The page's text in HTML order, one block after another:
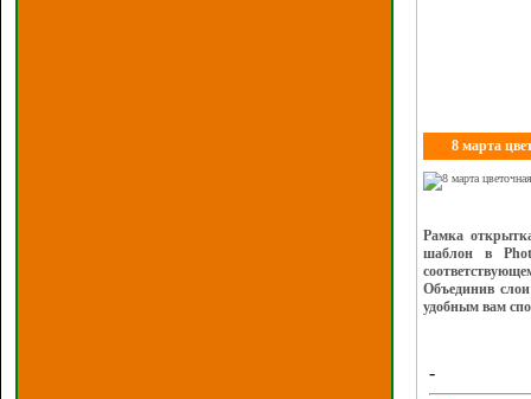
8 марта
Рамка
шаблон в
Объединив
удобным вам